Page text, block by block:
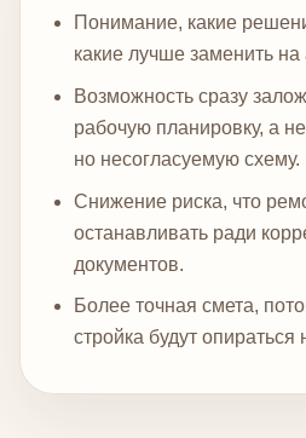
Понимание, какие
какие лучше заменить
Возможность сразу
рабочую планировку, а
но несогласуемую схему.
Снижение риска, что
останавливать ради
документов.
Более точная смета,
стройка будут